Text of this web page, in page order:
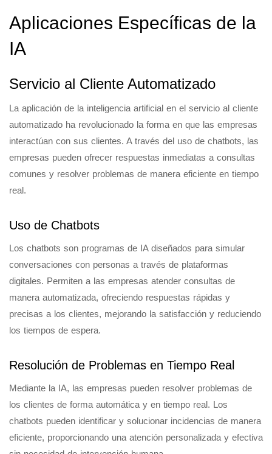
Aplicaciones Específicas de la
IA
Servicio al Cliente Automatizado
La aplicación de la inteligencia artificial en el servicio al cliente
automatizado ha revolucionado la forma en que las empresas
interactúan con sus clientes. A través del uso de chatbots, las
empresas pueden ofrecer respuestas inmediatas a consultas
comunes y resolver problemas de manera eficiente en tiempo
real.
Uso de Chatbots
Los chatbots son programas de IA diseñados para simular
conversaciones con personas a través de plataformas
digitales. Permiten a las empresas atender consultas de
manera automatizada, ofreciendo respuestas rápidas y
precisas a los clientes, mejorando la satisfacción y reduciendo
los tiempos de espera.
Resolución de Problemas en Tiempo Real
Mediante la IA, las empresas pueden resolver problemas de
los clientes de forma automática y en tiempo real. Los
chatbots pueden identificar y solucionar incidencias de manera
eficiente, proporcionando una atención personalizada y efectiva